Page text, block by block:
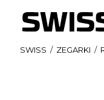
SWISS / ZEGARKI /